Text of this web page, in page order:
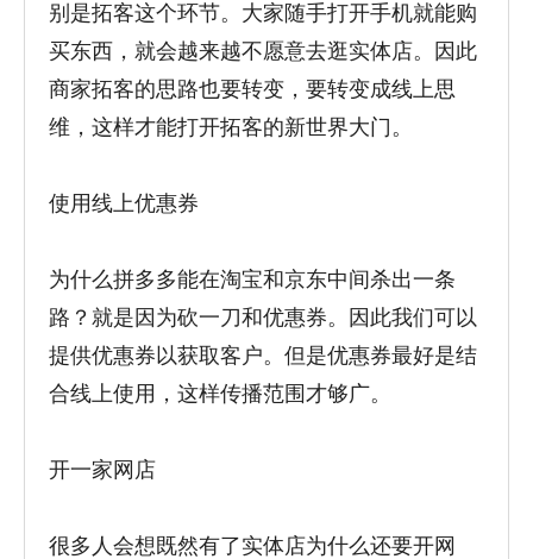
别是拓客这个环节。大家随手打开手机就能购
买东西，就会越来越不愿意去逛实体店。因此
商家拓客的思路也要转变，要转变成线上思
维，这样才能打开拓客的新世界大门。
使用线上优惠券
为什么拼多多能在淘宝和京东中间杀出一条
路？就是因为砍一刀和优惠券。因此我们可以
提供优惠券以获取客户。但是优惠券最好是结
合线上使用，这样传播范围才够广。
开一家网店
很多人会想既然有了实体店为什么还要开网